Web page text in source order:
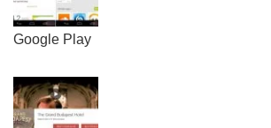
Google Play